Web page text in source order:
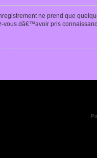
ne prend que
vous dâ€™avoir pris